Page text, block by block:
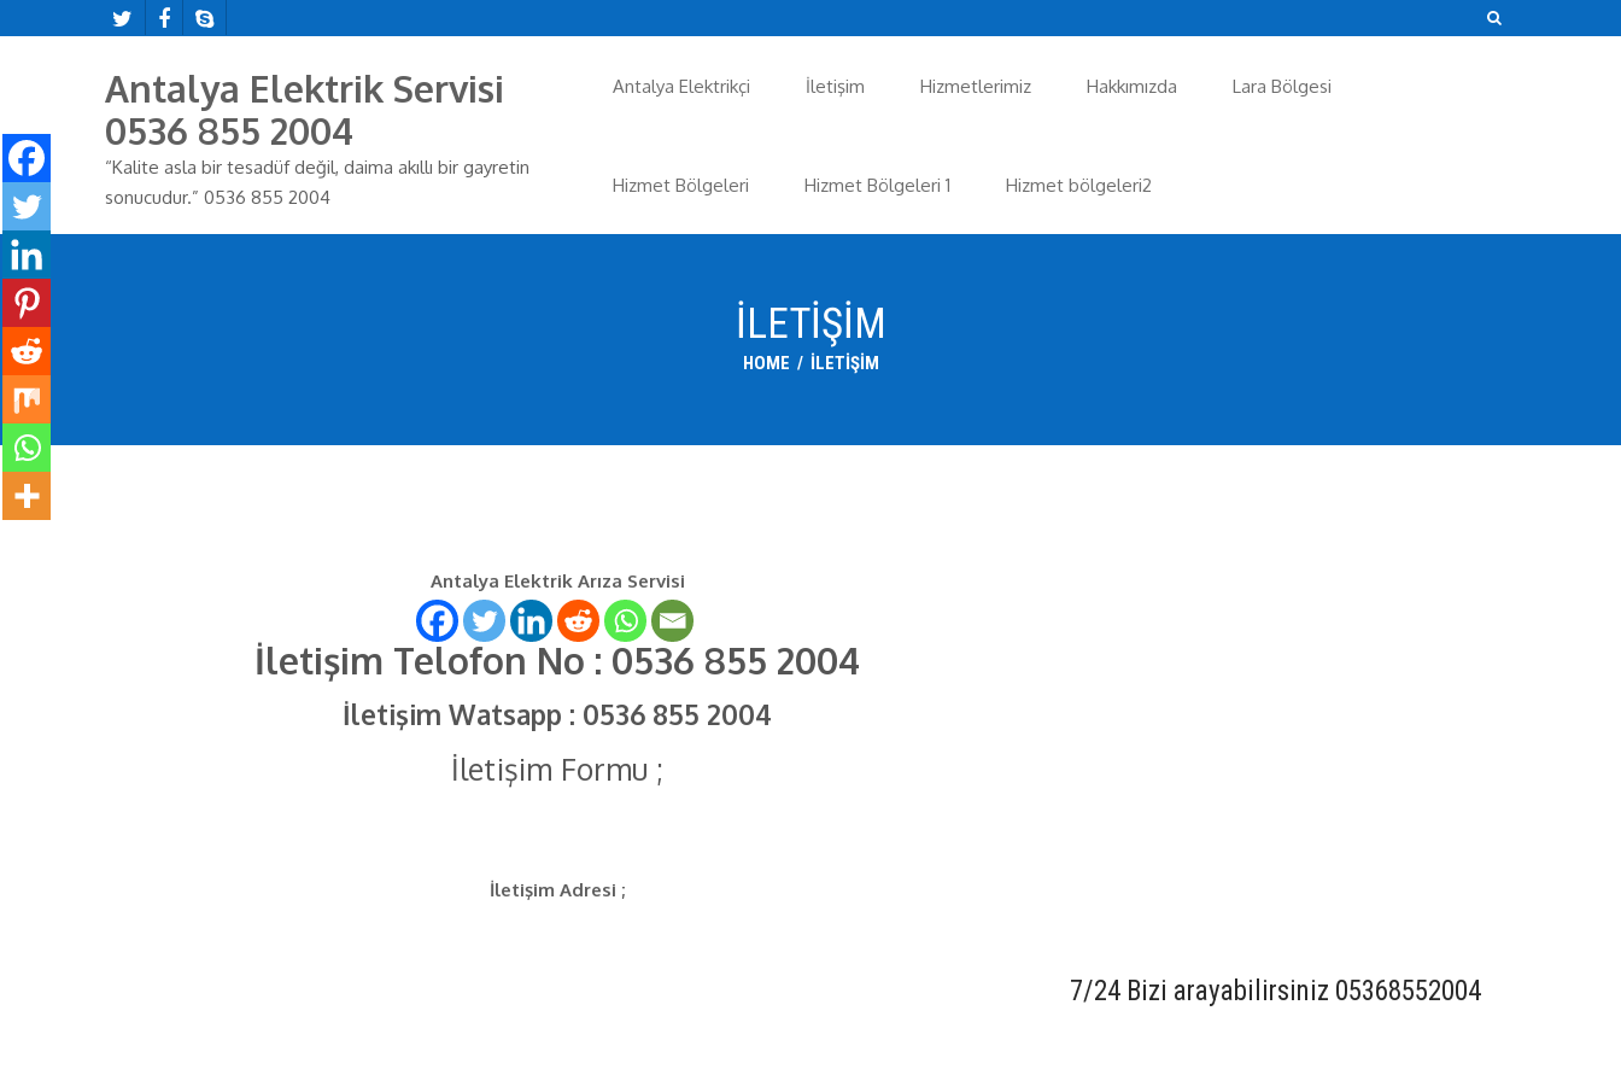
Antalya Elektrik Servisi
0536 855 2004
“Kalite asla bir tesadüf değil, daima akıllı bir gayretin
sonucudur.” 0536 855 2004
Antalya Elektrikçi İletişim Hizmetlerimiz Hakkımızda Lara Bölgesi
Hizmet Bölgeleri Hizmet Bölgeleri 1 Hizmet bölgeleri2
İLETIŞIM
HOME / İLETIŞIM
Antalya Elektrik Arıza Servisi
İletişim Telofon No : 0536 855 2004
İletişim Watsapp : 0536 855 2004
İletişim Formu ;
İletişim Adresi ;
7/24 Bizi arayabilirsiniz 05368552004